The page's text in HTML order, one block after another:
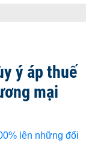
ý áp thuế
mại